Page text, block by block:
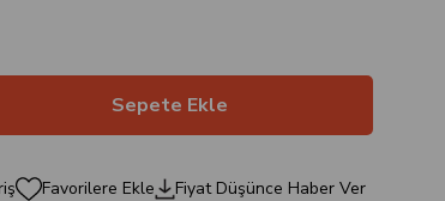
Favorilere Ekle Fiyat Düşünce Haber Ver